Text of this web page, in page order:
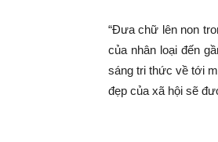
“Đưa chữ lên non
của nhân loại đến
sáng tri thức về tới
đẹp của xã hội sẽ